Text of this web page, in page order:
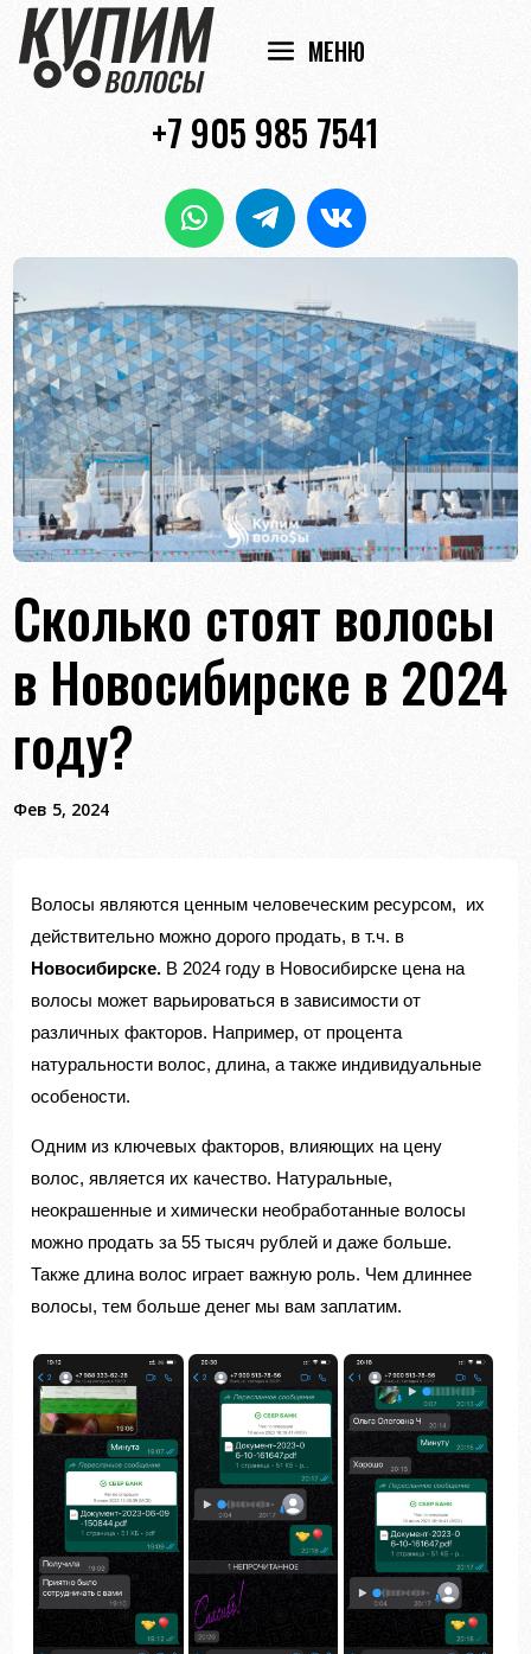
+7 905 985 7541
Сколько стоят волосы
в Новосибирске в 2024
году?
Фев 5, 2024
Волосы являются ценным человеческим ресурсом, их
действительно можно дорого продать, в т.ч. в
Новосибирске. В 2024 году в Новосибирске цена на
волосы может варьироваться в зависимости от
различных факторов. Например, от процента
натуральности волос, длина, а также индивидуальные
особености.
Одним из ключевых факторов, влияющих на цену
волос, является их качество. Натуральные,
неокрашенные и химически необработанные волосы
можно продать за 55 тысяч рублей и даже больше.
Также длина волос играет важную роль. Чем длиннее
волосы, тем больше денег мы вам заплатим.